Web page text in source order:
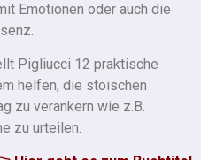
Emotionen oder auch die
Pigliucci 12 praktische
helfen, die stoischen
zu verankern wie z.B.
zu urteilen.